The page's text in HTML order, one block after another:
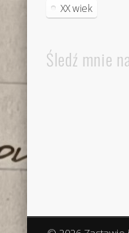
XX wiek
Śledź mnie